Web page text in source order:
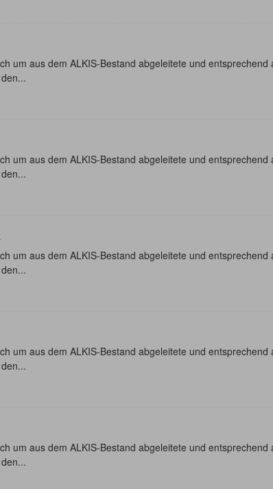
um aus dem ALKIS-Bestand abgeleitete und entsprechend
um aus dem ALKIS-Bestand abgeleitete und entsprechend
um aus dem ALKIS-Bestand abgeleitete und entsprechend
um aus dem ALKIS-Bestand abgeleitete und entsprechend
um aus dem ALKIS-Bestand abgeleitete und entsprechend